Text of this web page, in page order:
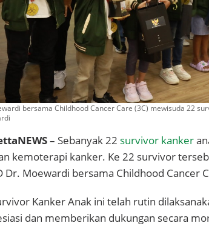
bersama Childhood Cancer Care (3C) mewisuda 22
– Sebanyak 22 survivor kanker
kemoterapi kanker. Ke 22 survivor
Dr. Moewardi bersama Childhood Cancer
Kanker Anak ini telah rutin
dan memberikan dukungan secara